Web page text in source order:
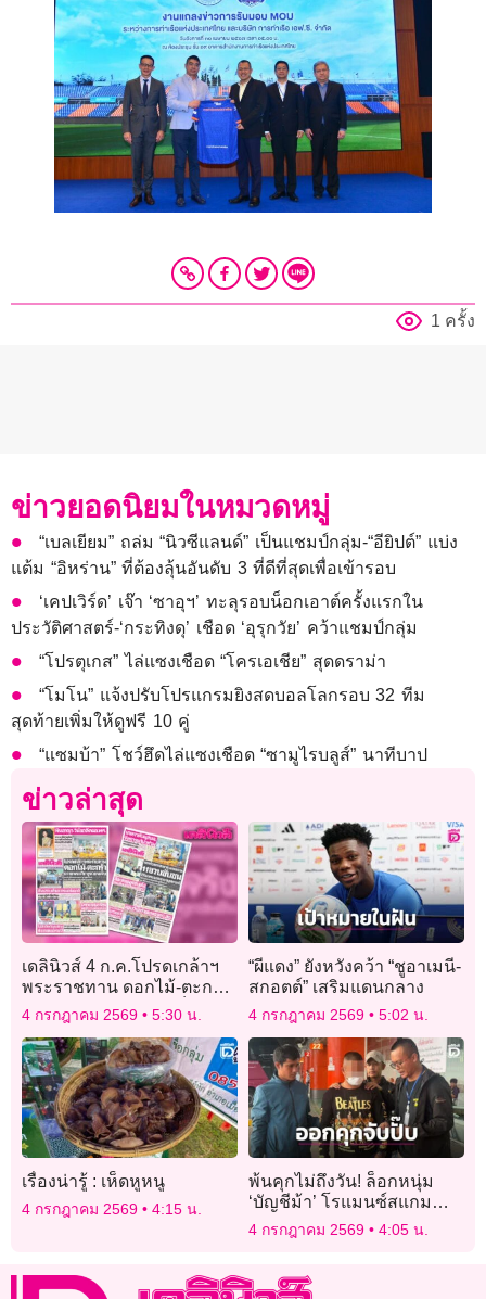
1 ครั้ง
ข่าวยอดนิยมในหมวดหมู่
“เบลเยียม” ถล่ม “นิวซีแลนด์” เป็นแชมป์กลุ่ม-“อียิปต์” แบ่ง
แต้ม “อิหร่าน” ที่ต้องลุ้นอันดับ 3 ที่ดีที่สุดเพื่อเข้ารอบ
‘เคปเวิร์ด’ เจ๊า ‘ซาอุฯ’ ทะลุรอบน็อกเอาต์ครั้งแรกใน
ประวัติศาสตร์-‘กระทิงดุ’ เชือด ‘อุรุกวัย’ คว้าแชมป์กลุ่ม
“โปรตุเกส” ไล่แซงเชือด “โครเอเชีย” สุดดราม่า
“โมโน” แจ้งปรับโปรแกรมยิงสดบอลโลกรอบ 32 ทีม
สุดท้ายเพิ่มให้ดูฟรี 10 คู่
“แซมบ้า” โชว์ฮึดไล่แซงเชือด “ซามูไรบลูส์” นาทีบาป
ข่าวล่าสุด
เดลินิวส์ 4 ก.ค.โปรดเกล้าฯ
พระราชทาน ดอกไม้-ตะกร้า
ถวายพระภิกษุรถชนเจ็บ
4 กรกฎาคม 2569 5:30 น.
“ผีแดง” ยังหวังคว้า “ชูอาเมนี-
สกอตต์” เสริมแดนกลาง
4 กรกฎาคม 2569 5:02 น.
เรื่องน่ารู้ : เห็ดหูหนู
4 กรกฎาคม 2569 4:15 น.
พ้นคุกไม่ถึงวัน! ล็อกหนุ่ม
‘บัญชีม้า’ โรแมนซ์สแกม
ลวงรักสาวใหญ่ตุ๋นเทรดหุ้น
4 กรกฎาคม 2569 4:05 น.